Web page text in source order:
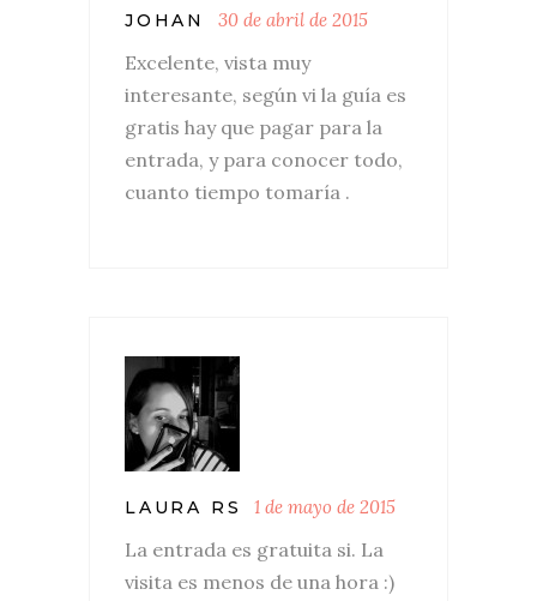
JOHAN 30 de abril de 2015
Excelente, vista muy
interesante, según vi la guía es
gratis hay que pagar para la
entrada, y para conocer todo,
cuanto tiempo tomaría .
LAURA RS 1 de mayo de 2015
La entrada es gratuita si. La
visita es menos de una hora :)